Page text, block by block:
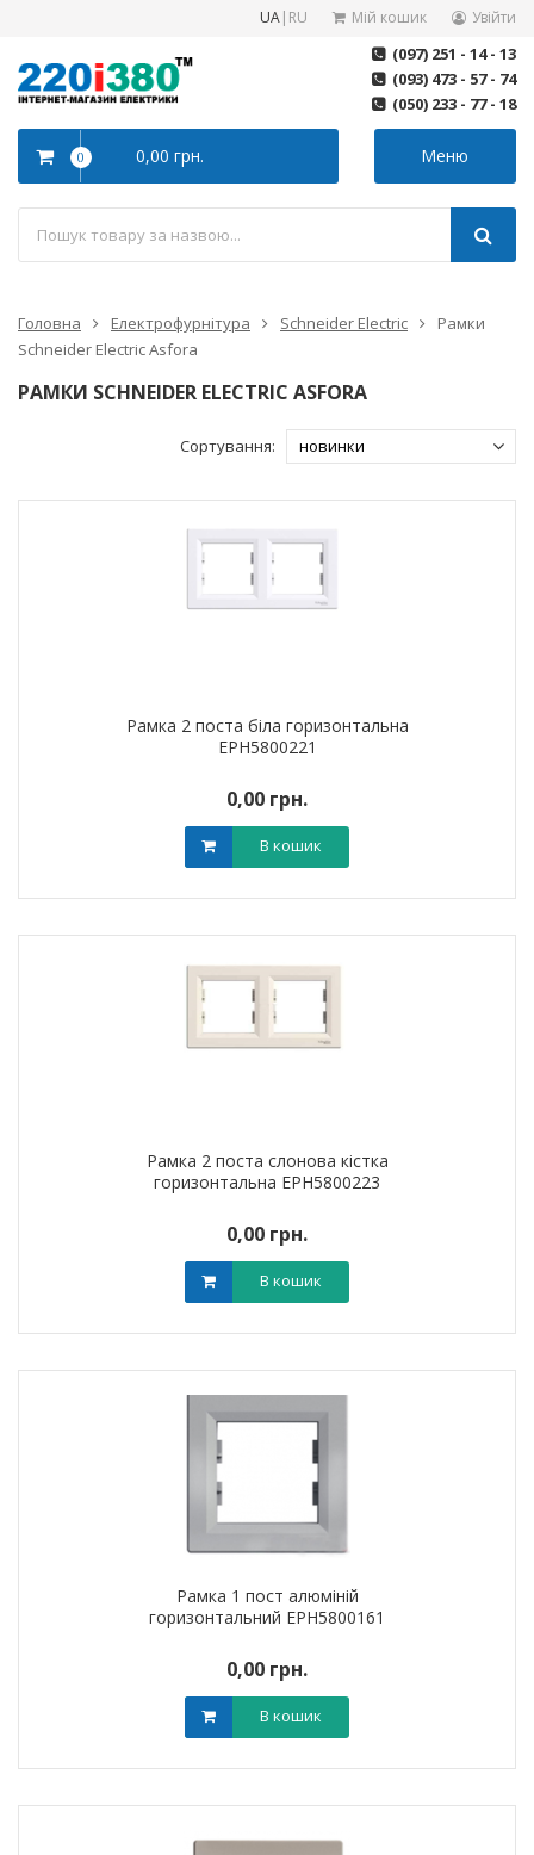
UA| RU Мій кошик Увійти
(097) 251 - 14 - 13
(093) 473 - 57 - 74
(050) 233 - 77 - 18
Меню
0 0,00 грн.
Головна Електрофурнітура Schneider Electric
Рамки
Schneider Electric Asfora
РАМКИ SCHNEIDER ELECTRIC ASFORA
Сортування:
Рамка 2 поста біла горизонтальна
EPH5800221
0,00 грн.
В кошик
Рамка 2 поста слонова кістка
горизонтальна EPH5800223
0,00 грн.
В кошик
Рамка 1 пост алюміній
горизонтальний EPH5800161
0,00 грн.
В кошик